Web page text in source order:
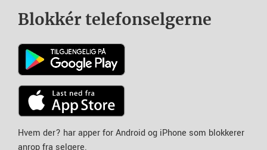
Blokkér telefonselgerne
Hvem der? har apper for Android og iPhone som blokkerer
anrop fra selgere.